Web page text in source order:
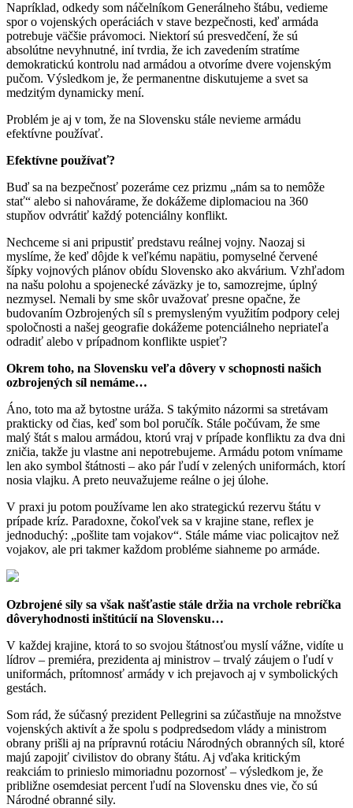
Napríklad, odkedy som náčelníkom Generálneho štábu, vedieme
spor o vojenských operáciách v stave bezpečnosti, keď armáda
potrebuje väčšie právomoci. Niektorí sú presvedčení, že sú
absolútne nevyhnutné, iní tvrdia, že ich zavedením stratíme
demokratickú kontrolu nad armádou a otvoríme dvere vojenským
pučom. Výsledkom je, že permanentne diskutujeme a svet sa
medzitým dynamicky mení.
Problém je aj v tom, že na Slovensku stále nevieme armádu
efektívne používať.
Efektívne používať?
Buď sa na bezpečnosť pozeráme cez prizmu „nám sa to nemôže
stať“ alebo si nahovárame, že dokážeme diplomaciou na 360
stupňov odvrátiť každý potenciálny konflikt.
Nechceme si ani pripustiť predstavu reálnej vojny. Naozaj si
myslíme, že keď dôjde k veľkému napätiu, pomyselné červené
šípky vojnových plánov obídu Slovensko ako akvárium. Vzhľadom
na našu polohu a spojenecké záväzky je to, samozrejme, úplný
nezmysel. Nemali by sme skôr uvažovať presne opačne, že
budovaním Ozbrojených síl s premysleným využitím podpory celej
spoločnosti a našej geografie dokážeme potenciálneho nepriateľa
odradiť alebo v prípadnom konflikte uspieť?
Okrem toho, na Slovensku veľa dôvery v schopnosti našich
ozbrojených síl nemáme…
Áno, toto ma až bytostne uráža. S takýmito názormi sa stretávam
prakticky od čias, keď som bol poručík. Stále počúvam, že sme
malý štát s malou armádou, ktorú vraj v prípade konfliktu za dva dni
zničia, takže ju vlastne ani nepotrebujeme. Armádu potom vnímame
len ako symbol štátnosti – ako pár ľudí v zelených uniformách, ktorí
nosia vlajku. A preto neuvažujeme reálne o jej úlohe.
V praxi ju potom používame len ako strategickú rezervu štátu v
prípade kríz. Paradoxne, čokoľvek sa v krajine stane, reflex je
jednoduchý: „pošlite tam vojakov“. Stále máme viac policajtov než
vojakov, ale pri takmer každom probléme siahneme po armáde.
Ozbrojené sily sa však našťastie stále držia na vrchole rebríčka
dôveryhodnosti inštitúcií na Slovensku…
V každej krajine, ktorá to so svojou štátnosťou myslí vážne, vidíte u
lídrov – premiéra, prezidenta aj ministrov – trvalý záujem o ľudí v
uniformách, prítomnosť armády v ich prejavoch aj v symbolických
gestách.
Som rád, že súčasný prezident Pellegrini sa zúčastňuje na množstve
vojenských aktivít a že spolu s podpredsedom vlády a ministrom
obrany prišli aj na prípravnú rotáciu Národných obranných síl, ktoré
majú zapojiť civilistov do obrany štátu. Aj vďaka kritickým
reakciám to prinieslo mimoriadnu pozornosť – výsledkom je, že
približne osemdesiat percent ľudí na Slovensku dnes vie, čo sú
Národné obranné sily.